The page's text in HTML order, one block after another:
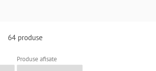
64 produse
Produse afisate